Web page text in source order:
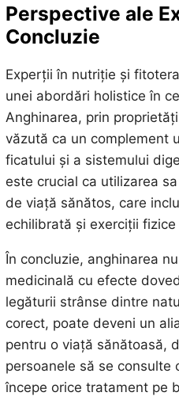
Perspective ale
Concluzie
Experții în nutriție și
unei abordări holistice în
Anghinarea, prin
văzută ca un complement
ficatului și a sistemului
este crucial ca utilizarea
de viață sănătos, care
echilibrată și exerciții
În concluzie, anghinarea
medicinală cu efecte
legăturii strânse dintre
corect, poate deveni un
pentru o viață sănătoasă,
persoanele să se consulte
începe orice tratament pe